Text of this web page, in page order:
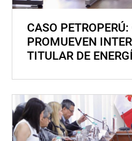
CASO
PROMUEVEN
TITULAR DE